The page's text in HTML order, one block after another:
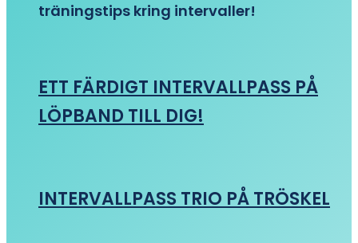
träningstips kring intervaller!
ETT FÄRDIGT INTERVALLPASS PÅ
LÖPBAND TILL DIG!
INTERVALLPASS TRIO PÅ TRÖSKEL